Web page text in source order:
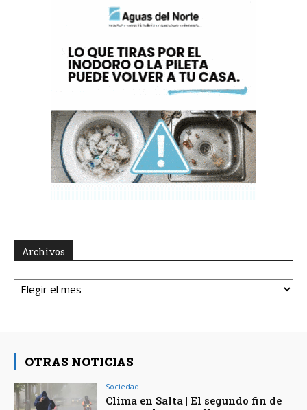
Archivos
Archivos
OTRAS NOTICIAS
Sociedad
Clima en Salta | El segundo fin de